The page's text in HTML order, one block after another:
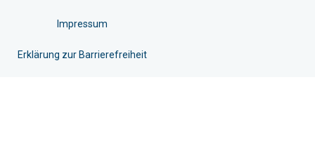
Impressum
Erklärung zur Barrierefreiheit